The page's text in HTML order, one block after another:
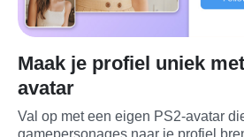
Maak je profiel uniek
avatar
Val op met een eigen PS2-avatar